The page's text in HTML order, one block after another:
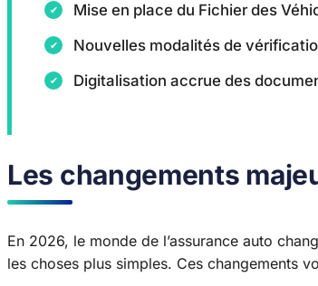
Mise en place du Fichier des
Nouvelles modalités de
Digitalisation accrue des
Les changements
En 2026, le monde de l’assurance auto
les choses plus simples. Ces changements